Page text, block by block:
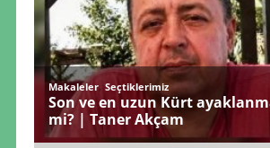
Makaleler, Seçtiklerimiz
Son ve en uzun Kürt
mi? | Taner Akçam